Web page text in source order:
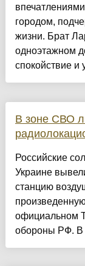
городом,
жизни. Брат
одноэтажном
спокойствие и
В зоне СВО
Российские
Украине
станцию
официальном
обороны РФ. В